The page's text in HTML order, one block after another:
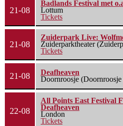
21-08
Badlands Festival met
Lottum
Tickets
21-08
Zuiderpark Live:
Zuiderparktheater
Tickets
21-08
Deafheaven
Doornroosje
22-08
All Points East Festival
Deafheaven
London
Tickets